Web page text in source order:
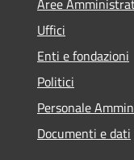
Aree
Uffici
Enti e fondazioni
Politici
Personale
Documenti e dati